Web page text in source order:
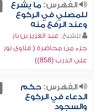
الفهرس:ما يشرع
للمصلي في الركوع
وعند الرفع منه
للشيخ: عبد العزيز بن باز
جزء من محاضرة ( فتاوى نور
على الدرب (858))
الفهرس:حكم
الدعاء في الركوع
والسجود